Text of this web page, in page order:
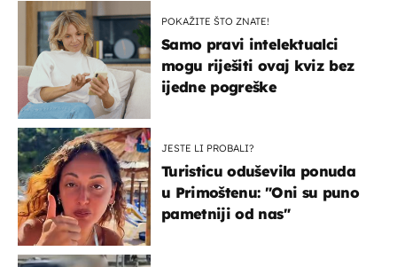
POKAŽITE ŠTO ZNATE!
Samo pravi intelektualci
mogu riješiti ovaj kviz bez
ijedne pogreške
JESTE LI PROBALI?
Turisticu oduševila ponuda
u Primoštenu: "Oni su puno
pametniji od nas"